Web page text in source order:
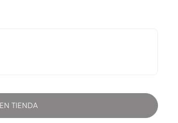
TIENDA